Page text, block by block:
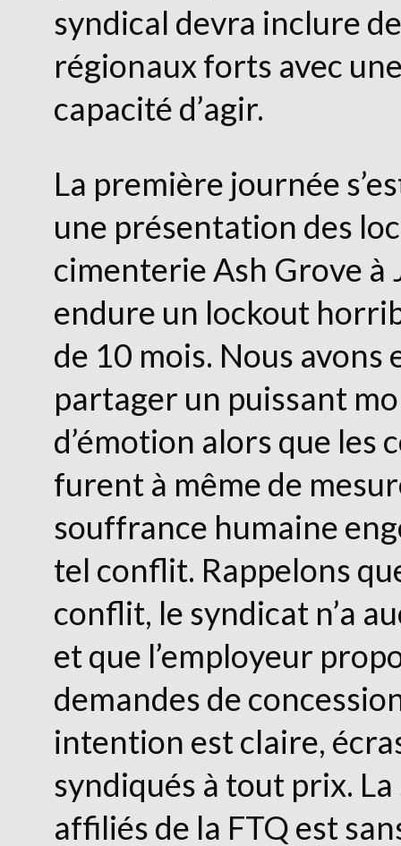
syndical devra inclure
régionaux forts avec
capacité d’agir.
La première journée
une présentation des
cimenterie Ash Grove à
endure un lockout
de 10 mois. Nous avons
partager un puissant
d’émotion alors que les
furent à même de
souffrance humaine
tel conflit. Rappelons
conflit, le syndicat n’a
et que l’employeur
demandes de
intention est claire,
syndiqués à tout prix.
affiliés de la FTQ est